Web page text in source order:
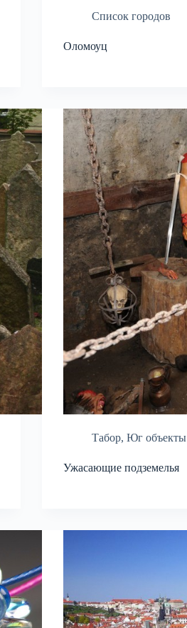
Список городов
Оломоуц
Табор, Юг объекты
Ужасающие подземелья